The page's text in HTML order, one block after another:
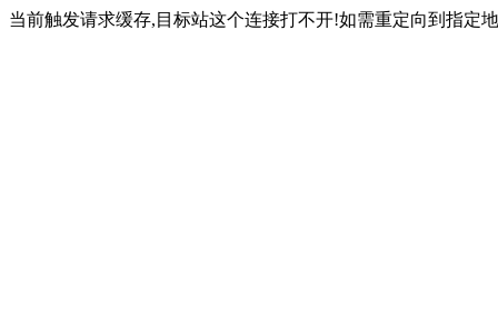
当前触发请求缓存,目标站这个连接打不开!如需重定向到指定